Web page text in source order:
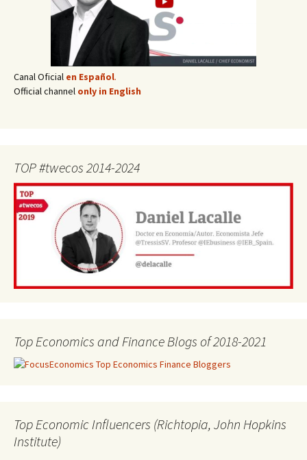
Canal Oficial en Español.
Official channel only in English
TOP #twecos 2014-2024
Top Economics and Finance Blogs of 2018-2021
Top Economic Influencers (Richtopia, John Hopkins
Institute)